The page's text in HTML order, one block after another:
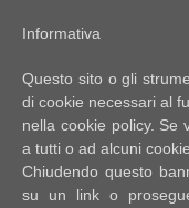
EN
HOME
Contratto
Informativa
Questo sito o gli
di cookie necessari al
nella cookie policy. Se
a tutti o ad alcuni
Chiudendo questo
su un link o